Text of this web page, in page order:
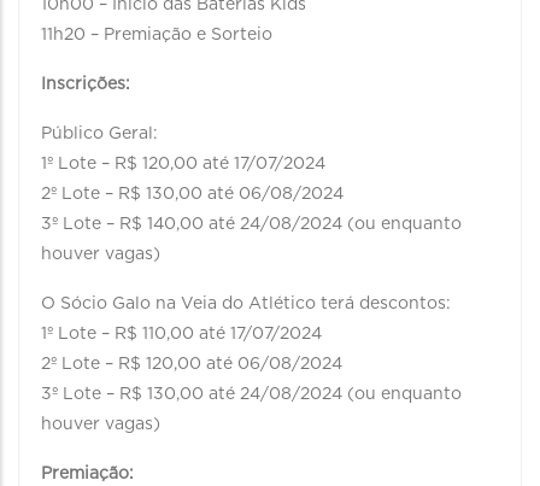
10h00 – Início das Baterias Kids
11h20 – Premiação e Sorteio
Inscrições:
Público Geral:
1º Lote – R$ 120,00 até 17/07/2024
2º Lote – R$ 130,00 até 06/08/2024
3º Lote – R$ 140,00 até 24/08/2024 (ou enquanto
houver vagas)
O Sócio Galo na Veia do Atlético terá descontos:
1º Lote – R$ 110,00 até 17/07/2024
2º Lote – R$ 120,00 até 06/08/2024
3º Lote – R$ 130,00 até 24/08/2024 (ou enquanto
houver vagas)
Premiação: